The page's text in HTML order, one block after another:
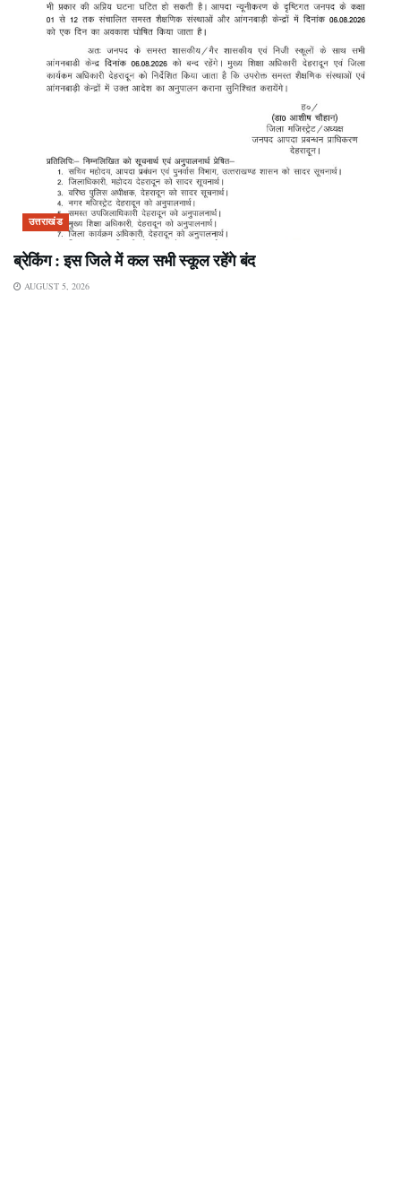
उत्तराखंड
ब्रेकिंग : इस जिले में कल सभी स्कूल रहेंगे बंद
AUGUST 5, 2026